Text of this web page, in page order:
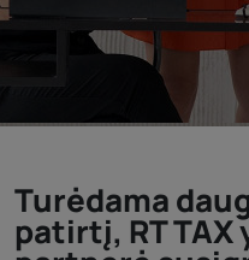
Turėdama
patirtį, RT